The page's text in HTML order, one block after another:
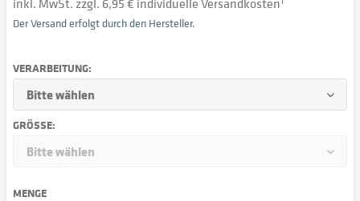
Der Versand erfolgt durch den Hersteller.
VERARBEITUNG:
GRÖSSE:
MENGE